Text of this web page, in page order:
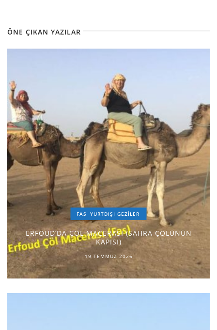
ÖNE ÇIKAN YAZILAR
FAS YURTDIŞI GEZILER
ERFOUD’DA ÇÖL MACERASI (SAHRA ÇÖLÜNÜN
KAPISI)
19 TEMMUZ 2026